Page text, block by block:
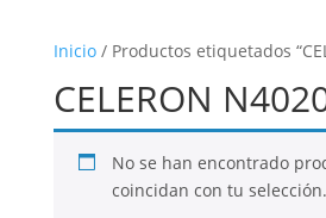
Inicio/ Productos etiquetados
CELERON
No se han encontrado
coincidan con tu selección.